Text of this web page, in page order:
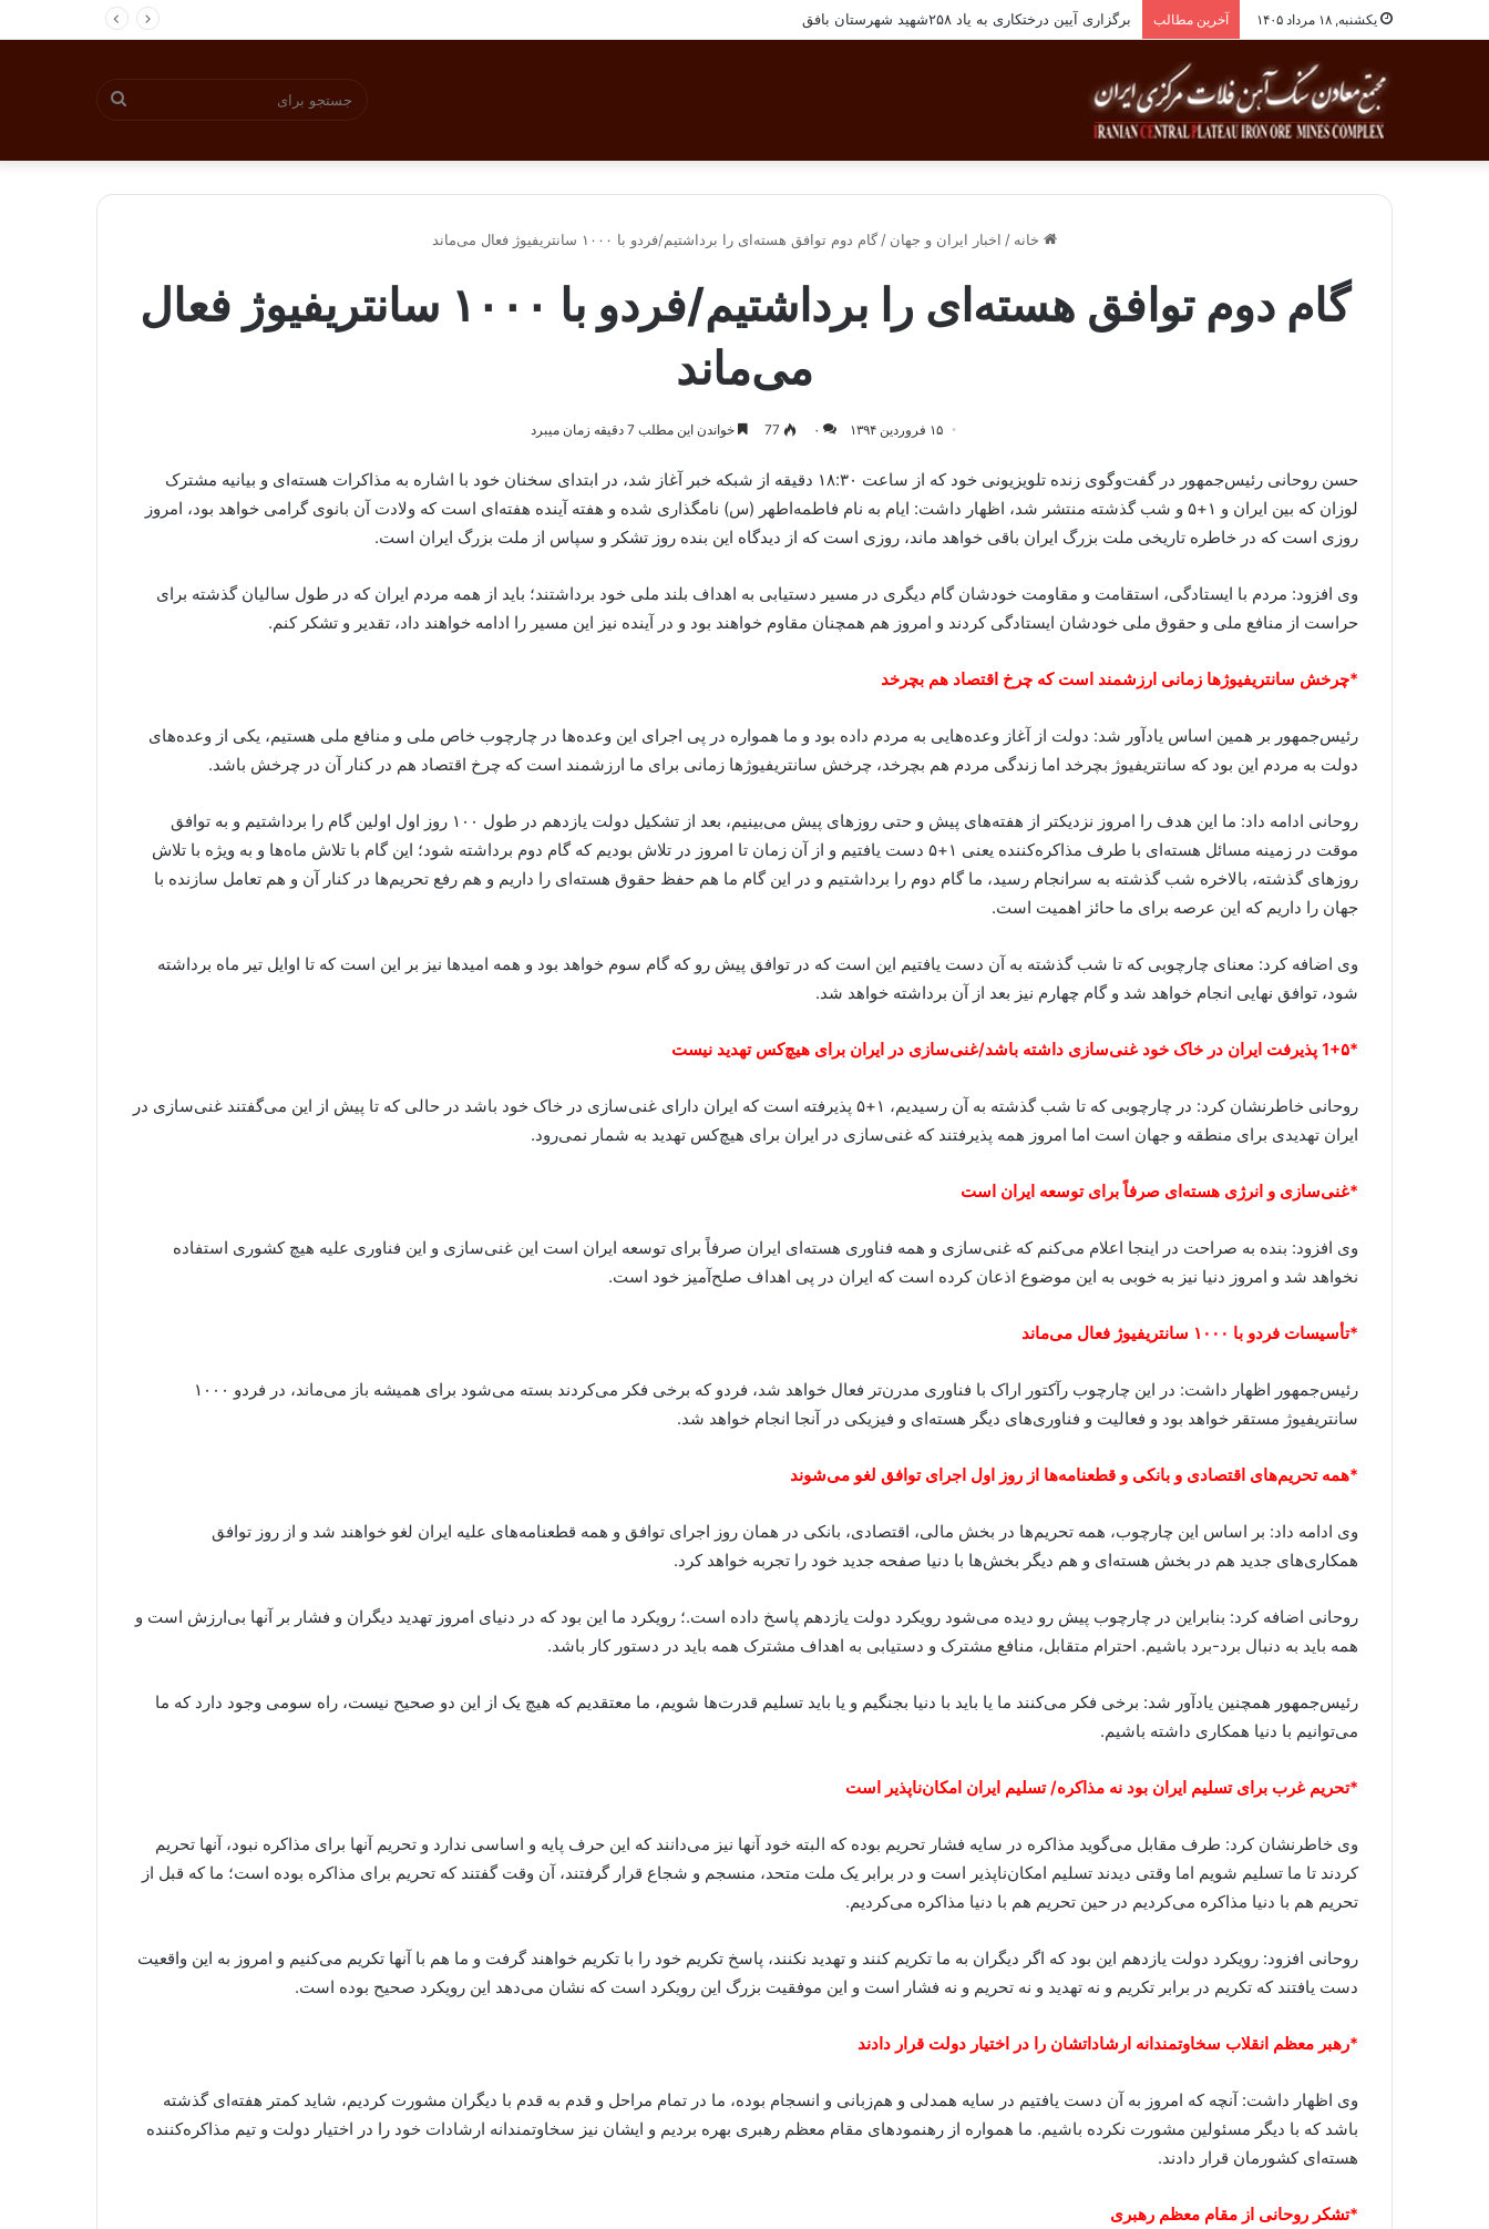
یکشنبه, ۱۸ مرداد ۱۴۰۵ آخرین مطالب برگزاری آیین درختکاری به یاد ۲۵۸شهید شهرستان بافق
خانه / اخبار ایران و جهان / گام دوم توافق هسته‌ای را برداشتیم/فردو با ۱۰۰۰ سانتریفیوژ فعال می‌ماند
گام دوم توافق هسته‌ای را برداشتیم/فردو با ۱۰۰۰ سانتریفیوژ فعال
می‌ماند
۱۵ فروردین ۱۳۹۴ ۰ 77 خواندن این مطلب 7 دقیقه زمان میبرد
حسن روحانی رئیس‌جمهور در گفت‌وگوی زنده تلویزیونی خود که از ساعت ۱۸:۳۰ دقیقه از شبکه خبر آغاز شد، در ابتدای سخنان خود با اشاره به مذاکرات هسته‌ای و بیانیه مشترک
لوزان که بین ایران و ۱+۵ و شب گذشته منتشر شد، اظهار داشت: ایام به نام فاطمه‌اطهر (س) نامگذاری شده و هفته ‌آینده هفته‌ای است که ولادت آن بانوی گرامی خواهد بود، امروز
روزی است که در خاطره تاریخی ملت بزرگ ایران باقی خواهد ماند، روزی است که از دیدگاه این بنده روز تشکر و سپاس از ملت بزرگ ایران است.
وی افزود: مردم با ایستادگی، استقامت و مقاومت خودشان گام دیگری در مسیر دستیابی به اهداف بلند ملی خود برداشتند؛ باید از همه مردم ایران که در طول سالیان گذشته برای
حراست از منافع ملی و حقوق ملی خودشان ایستادگی کردند و امروز هم همچنان مقاوم خواهند بود و در آینده نیز این مسیر را ادامه خواهند داد، تقدیر و تشکر کنم.
*چرخش سانتریفیوژها زمانی ارزشمند است که چرخ اقتصاد هم بچرخد
رئیس‌جمهور بر همین اساس یادآور شد: دولت از آغاز وعده‌هایی به مردم داده بود و ما همواره در پی اجرای این وعده‌ها در چارچوب خاص ملی و منافع ملی هستیم، یکی از وعده‌های
دولت به مردم این بود که سانتریفیوژ بچرخد اما زندگی مردم هم بچرخد، چرخش سانتریفیوژها زمانی برای ما ارزشمند است که چرخ اقتصاد هم در کنار آن در چرخش باشد.
روحانی ادامه داد: ما این هدف را امروز نزدیکتر از هفته‌های پیش و حتی روزهای پیش می‌بینیم، بعد از تشکیل دولت یازدهم در طول ۱۰۰ روز اول اولین گام را برداشتیم و به توافق
موقت در زمینه مسائل هسته‌ای با طرف مذاکره‌کننده یعنی ۱+۵ دست یافتیم و از ‌آن زمان تا امروز در تلاش بودیم که گام دوم برداشته شود؛ این گام با تلاش ما‌ه‌ها و به ویژه با تلاش
روزهای گذشته، بالاخره شب گذشته به سرانجام رسید، ما گام دوم را برداشتیم و در این گام ما هم حفظ حقوق هسته‌ای را داریم و هم رفع تحریم‌ها در کنار آن و هم تعامل سازنده با
جهان را داریم که این عرصه برای ما حائز اهمیت است.
وی اضافه کرد: معنای چارچوبی که تا شب گذشته به آن دست یافتیم این است که در توافق پیش رو که گام سوم خواهد بود و همه امیدها نیز بر این است که تا اوایل تیر ماه برداشته
شود، توافق نهایی انجام خواهد شد و گام چهارم نیز بعد از آن برداشته خواهد شد.
*1+۵ پذیرفت ایران در خاک خود غنی‌سازی داشته باشد/غنی‌سازی در ایران برای هیچ‌کس تهدید نیست
روحانی خاطرنشان کرد: در چارچوبی که تا شب گذشته به آن رسیدیم، ۱+۵ پذیرفته است که ایران دارای غنی‌سازی در خاک خود باشد در حالی که تا پیش از این می‌گفتند غنی‌سازی در
ایران تهدیدی برای منطقه و جهان است اما امروز همه پذیرفتند که غنی‌سازی در ایران برای هیچ‌کس تهدید به شمار نمی‌رود.
*غنی‌سازی و انرژی هسته‌ای صرفاً‌ برای توسعه ایران است
وی افزود: بنده به صراحت در اینجا اعلام می‌کنم که غنی‌سازی و همه فناوری هسته‌ای ایران صرفاً برای توسعه ایران است این غنی‌سازی و این فناوری علیه هیچ کشوری استفاده
نخواهد شد و امروز دنیا نیز به خوبی به این موضوع اذعان کرده است که ایران در پی اهداف صلح‌آمیز خود است.
*تأسیسات فردو با ۱۰۰۰ سانتریفیوژ فعال می‌ماند
رئیس‌جمهور اظهار داشت: در این چارچوب رآکتور اراک با فناوری مدرن‌تر فعال خواهد شد، فردو که برخی فکر می‌کردند بسته می‌شود برای همیشه باز می‌ماند، در فردو ۱۰۰۰
سانتریفیوژ مستقر خواهد بود و فعالیت و فناوری‌های دیگر هسته‌ای و فیزیکی در آنجا انجام خواهد شد.
*همه تحریم‌های اقتصادی و بانکی و قطعنامه‌ها از روز اول اجرای توافق لغو می‌شوند
وی ادامه داد: بر اساس این چارچوب، همه تحریم‌ها در بخش مالی، اقتصادی، بانکی در همان روز اجرای توافق و همه قطعنامه‌های علیه ایران لغو خواهند شد و از روز توافق
همکاری‌های جدید هم در بخش هسته‌ای و هم دیگر بخش‌ها با دنیا صفحه جدید خود را تجربه خواهد کرد.
روحانی اضافه کرد: بنابراین در چارچوب پیش رو دیده می‌شود رویکرد دولت یازدهم پاسخ داده است.؛ رویکرد ما این بود که در دنیای امروز تهدید دیگران و فشار بر آنها بی‌ارزش است و
همه باید به دنبال برد-برد باشیم. احترام متقابل، منافع مشترک و دستیابی به اهداف مشترک همه باید در دستور کار باشد.
رئیس‌جمهور همچنین یادآور شد:‌ برخی فکر می‌کنند ما یا باید با دنیا بجنگیم و یا باید تسلیم قدرت‌ها شویم، ما معتقدیم که هیچ یک از این دو صحیح نیست، راه سومی وجود دارد که ما
می‌توانیم با دنیا همکاری داشته باشیم.
*تحریم غرب برای تسلیم ایران بود نه مذاکره/ تسلیم ایران امکان‌ناپذیر است
وی خاطرنشان کرد: طرف مقابل می‌گوید مذاکره در سایه فشار تحریم بوده که البته خود آنها نیز می‌دانند که این حرف پایه و اساسی ندارد و تحریم آنها برای مذاکره نبود، آنها تحریم
کردند تا ما تسلیم شویم اما وقتی دیدند تسلیم امکان‌ناپذیر است و در برابر یک ملت متحد، منسجم و شجاع قرار گرفتند، آن وقت گفتند که تحریم برای مذاکره بوده است؛ ما که قبل از
تحریم هم با دنیا مذاکره می‌کردیم در حین تحریم‌ هم با دنیا مذاکره می‌کردیم.
روحانی افزود: رویکرد دولت یازدهم این بود که اگر دیگران به ما تکریم کنند و تهدید نکنند، پاسخ تکریم خود را با تکریم خواهند گرفت و ما هم با آنها تکریم می‌کنیم و امروز به این واقعیت
دست یافتند که تکریم در برابر تکریم و نه تهدید و نه تحریم و نه فشار است و این موفقیت بزرگ این رویکرد است که نشان می‌دهد این رویکرد صحیح بوده است.
*رهبر معظم انقلاب سخاوتمندانه ارشاداتشان را در اختیار دولت قرار دادند
وی اظهار داشت: آنچه که امروز به آن دست یافتیم در سایه همدلی و هم‌زبانی و انسجام بوده، ما در تمام مراحل و قدم به قدم با دیگران مشورت کردیم، شاید کمتر هفته‌ای گذشته
باشد که با دیگر مسئولین مشورت نکرده باشیم. ما همواره از رهنمودهای مقام معظم رهبری بهره بردیم و ایشان نیز سخاوتمندانه ارشادات خود را در اختیار دولت و تیم مذاکره‌کننده
هسته‌ای کشورمان قرار دادند.
*تشکر روحانی از مقام معظم رهبری